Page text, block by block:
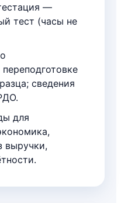
—
тест (часы не
сведения
для
выручки,